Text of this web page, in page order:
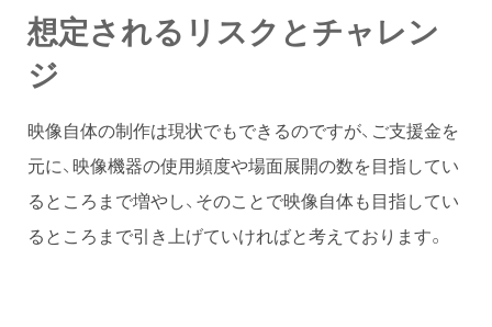
想定されるリスクとチャレン
ジ
映像自体の制作は現状でもできるのですが、ご支援金を
元に、映像機器の使用頻度や場面展開の数を目指してい
るところまで増やし、そのことで映像自体も目指してい
るところまで引き上げていければと考えております。